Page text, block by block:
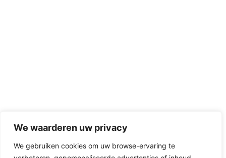
We waarderen uw privacy
We gebruiken cookies om uw browse-ervaring te